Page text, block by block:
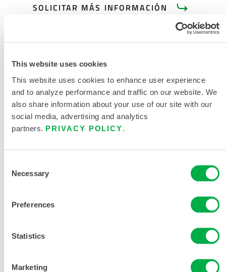
This website uses cookies
This website uses cookies to enhance user experience
and to analyze performance and traffic on our website. We
also share information about your use of our site with our
social media, advertising and analytics
partners. PRIVACY POLICY
Selection
Necessary
Preferences
Statistics
Marketing
SOLICITAR MÁS INFORMACIÓN
DOCUMENTACIÓN DEL
PRODUCTO
DOCUMENTOS RELACIONADOS
CLEANMAX SELECTO VESTIDO
Disponible en estas regiones de venta: CANADÁ, EE.UU.